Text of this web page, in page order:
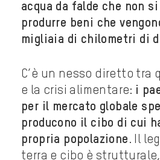
acqua da falde che non
produrre beni che
migliaia di chilometri di
C’è un nesso diretto tra
e la crisi alimentare: i
per il mercato globale
producono il cibo di cui
propria popolazione . Il
terra e cibo è